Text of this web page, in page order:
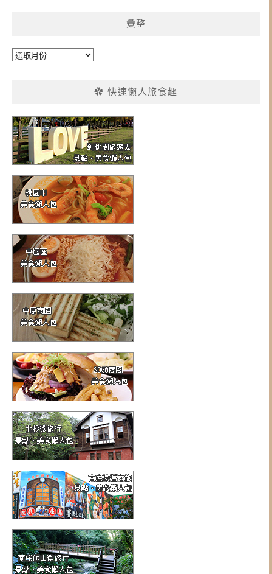
彙整
彙
✿ 快速懶人旅食趣